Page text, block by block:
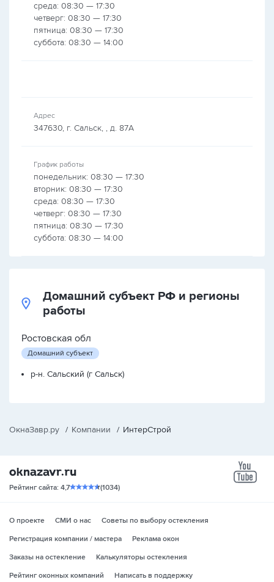
среда: 08:30 — 17:30
четверг: 08:30 — 17:30
пятница: 08:30 — 17:30
суббота: 08:30 — 14:00
Адрес
347630, г. Сальск, , д. 87А
График работы
понедельник: 08:30 — 17:30
вторник: 08:30 — 17:30
среда: 08:30 — 17:30
четверг: 08:30 — 17:30
пятница: 08:30 — 17:30
суббота: 08:30 — 14:00
Домашний субъект РФ и регионы
работы
Ростовская обл
Домашний субъект
р-н. Сальский (г Сальск)
ОкнаЗавр.ру / Компании / ИнтерСтрой
Рейтинг сайта: 4,7 (1034)
О проекте СМИ о нас
Советы по выбору остекления
Регистрация компании / мастера
Реклама окон
Заказы на остекление
Калькуляторы остекления
Рейтинг оконных компаний
Написать в поддержку